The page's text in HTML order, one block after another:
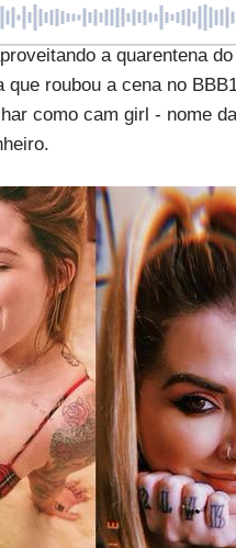
a quarentena
roubou a cena no
como cam girl - nome